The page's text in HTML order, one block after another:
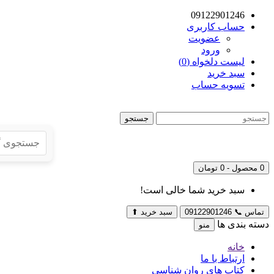
09122901246
حساب کاربری
عضویت
ورود
لیست دلخواه (0)
سبد خرید
تسویه حساب
جستجو
0 محصول - 0 تومان
سبد خرید شما خالی است!
تماس 📞
09122901246 سبد خرید ⬆
دسته بندی ها منو
خانه
ارتباط با ما
کتاب های روان شناسی